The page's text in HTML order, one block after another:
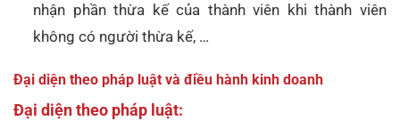
nhận phần thừa kế của thành viên khi thành viên
không có người thừa kế, …
Đại diện theo pháp luật và điều hành kinh doanh
Đại diện theo pháp luật: